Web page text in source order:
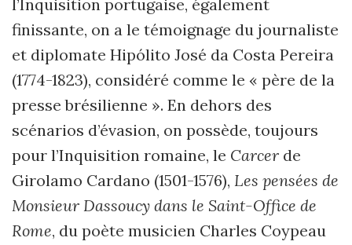
l’Inquisition portugaise, également
finissante, on a le témoignage du journaliste
et diplomate Hipólito José da Costa Pereira
(1774-1823), considéré comme le « père de la
presse brésilienne ». En dehors des
scénarios d’évasion, on possède, toujours
pour l’Inquisition romaine, le Carcer de
Girolamo Cardano (1501-1576), Les pensées de
Monsieur Dassoucy dans le Saint-Office de
Rome, du poète musicien Charles Coypeau